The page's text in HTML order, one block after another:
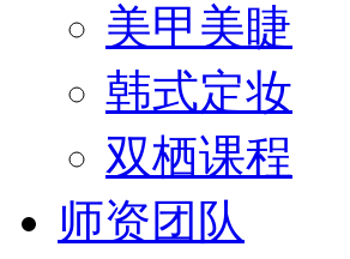
美甲美睫
韩式定妆
双栖课程
师资团队